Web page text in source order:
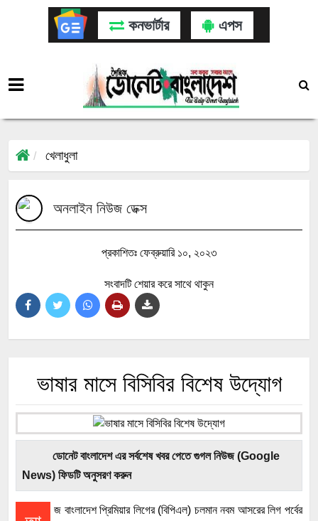
কনভার্টার এপস
খেলাধুলা
অনলাইন নিউজ ডেক্স
প্রকাশিতঃ ফেব্রুয়ারি ১০, ২০২৩
সংবাদটি শেয়ার করে সাথে থাকুন
ভাষার মাসে বিসিবির বিশেষ উদ্যোগ
ডোনেট বাংলাদেশ এর সর্বশেষ খবর পেতে গুগল নিউজ (Google
News) ফিডটি অনুসরণ করুন
জ বাংলাদেশ প্রিমিয়ার লিগের (বিপিএল) চলমান নবম আসরের লিগ পর্বের